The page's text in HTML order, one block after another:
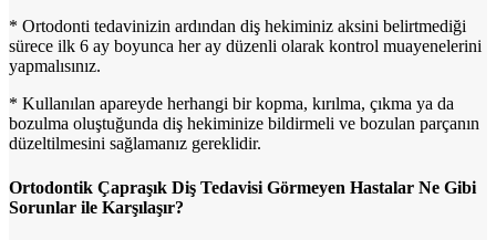
* Ortodonti tedavinizin ardından diş hekiminiz aksini belirtmediği
sürece ilk 6 ay boyunca her ay düzenli olarak kontrol muayenelerini
yapmalısınız.
* Kullanılan apareyde herhangi bir kopma, kırılma, çıkma ya da
bozulma oluştuğunda diş hekiminize bildirmeli ve bozulan parçanın
düzeltilmesini sağlamanız gereklidir.
Ortodontik Çapraşık Diş Tedavisi Görmeyen Hastalar Ne Gibi
Sorunlar ile Karşılaşır?